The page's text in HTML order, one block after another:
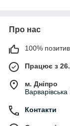
робіт.
рівномірне і
покрокові
зробить цей
Про нас
100%
Працює з
м. Дніпро
Контакти